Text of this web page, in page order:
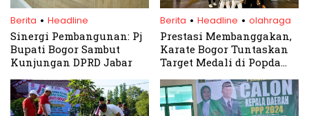
Berita . Headline
Sinergi Pembangunan: Pj
Bupati Bogor Sambut
Kunjungan DPRD Jabar
Berita . Headline . olahraga
Prestasi Membanggakan,
Karate Bogor Tuntaskan
Target Medali di Popda